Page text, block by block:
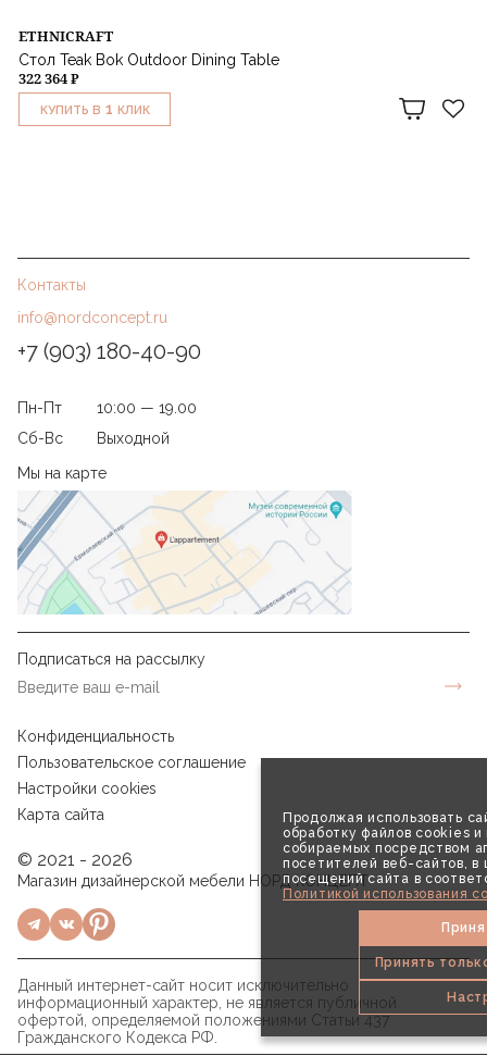
Продолжая использовать
обработку файлов cookies и
собираемых посредством
посетителей веб-сайтов, в
посещений сайта в
Политикой использования
Принять
ETHNICRAFT
Стол Teak Bok Outdoor Dining Table
322 364 ₽
КУПИТЬ В 1 КЛИК
Контакты
info@nordconcept.ru
+7 (903) 180-40-90
Пн-Пт
10:00 — 19.00
Сб-Вс
Выходной
Мы на карте
Подписаться на рассылку
Конфиденциальность
Пользовательское соглашение
Настройки cookies
Карта сайта
© 2021 - 2026
Магазин дизайнерской мебели НОРД КОНЦЕПТ
Данный интернет-сайт носит исключительно
информационный характер, не является публичной
офертой, определяемой положениями Статьи 437
Гражданского Кодекса РФ.